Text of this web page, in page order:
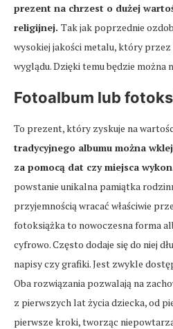
prezent na chrzest o dużej
religijnej. Tak jak poprzednie
wysokiej jakości metalu, który
wyglądu. Dzięki temu będzie można
Fotoalbum lub
To prezent, który zyskuje na
tradycyjnego albumu można
za pomocą dat czy miejsca
powstanie unikalna pamiątka
przyjemnością wracać właściwie
fotoksiążka to nowoczesna forma
cyfrowo. Często dodaje się do niej
napisy czy grafiki. Jest zwykle
Oba rozwiązania pozwalają na
z pierwszych lat życia dziecka, od
pierwsze kroki, tworząc